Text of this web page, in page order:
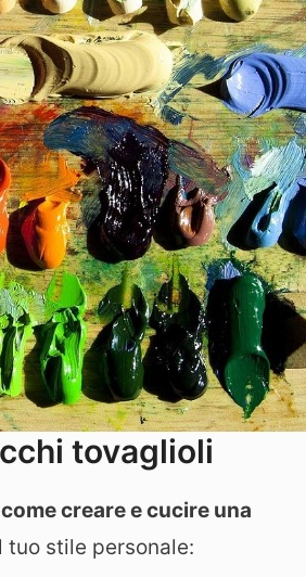
tovaglioli
come creare e cucire una
tuo stile personale: